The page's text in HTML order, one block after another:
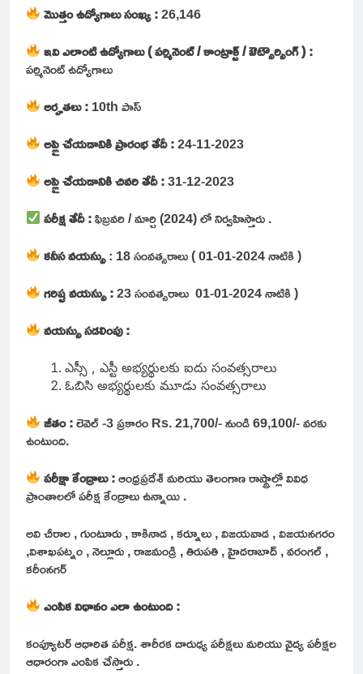
మొత్తం ఉద్యోగాలు సంఖ్య :26,146
ఇవి ఎలాంటి ఉద్యోగాలు ( పర్మినెంట్ / కాంట్రాక్ట్ / ఔట్సౌర్సింగ్ ) :
పర్మినెంట్ ఉద్యోగాలు
అర్హతలు :10th పాస్
అప్లై చేయడానికి ప్రారంభ తేదీ :24-11-2023
అప్లై చేయడానికి చివరి తేదీ :31-12-2023
పరీక్ష తేదీ :ఫిబ్రవరి / మార్చి (2024) లో నిర్వహిస్తారు .
కనీస వయస్సు: 18 సంవత్సరాలు ( 01-01-2024 నాటికి )
గరిష్ట వయస్సు :23 సంవత్సరాలు 01-01-2024 నాటికి )
వయస్సు సడలింపు :
ఎస్సీ , ఎస్టీ అభ్యర్థులకు ఐదు సంవత్సరాలు
ఓబిసి అభ్యర్థులకు మూడు సంవత్సరాలు
జీతం :లెవెల్ -3 ప్రకారంRs. 21,700/- నుండి 69,100/- వరకు
ఉంటుంది.
పరీక్షా కేంద్రాలు :ఆంధ్రప్రదేశ్ మరియు తెలంగాణ రాష్ట్రాల్లో వివిధ
ప్రాంతాలలో పరీక్ష కేంద్రాలు ఉన్నాయి .
అవి చీరాల , గుంటూరు , కాకినాడ , కర్నూలు , విజయవాడ , విజయనగరం
,విశాఖపట్నం , నెల్లూరు , రాజమండ్రి , తిరుపతి , హైదరాబాద్ , వరంగల్ ,
కరీంనగర్
ఎంపిక విధానం ఎలా ఉంటుంది :
కంప్యూటర్ ఆధారిత పరీక్ష. శారీరక దారుఢ్య పరీక్షలు మరియు వైద్య పరీక్షల
ఆధారంగా ఎంపిక చేస్తారు .